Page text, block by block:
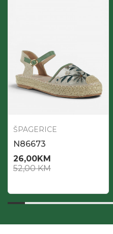
ŠPAGERICE
N86673
26,00KM
52,00KM